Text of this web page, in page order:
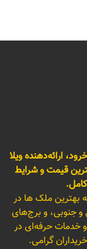
ارائه‌دهنده ویلا
قیمت و شرایط
بهترین ملک ها در
و جنوبی، و برج‌های
خدمات حرفه‌ای در
گرامی.